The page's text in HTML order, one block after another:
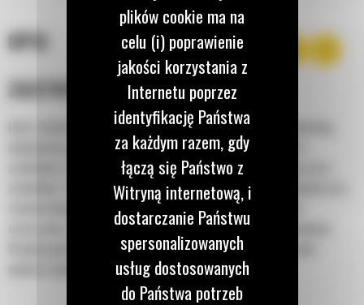
OPIS
ZASTOSOWANIE
Łyżki standardowe z serii Performance cechują się zrównoważoną
wydajnością podczas usypywania, przeładunku, wykopywania i
załadunku ze skarp. Jak sugeruje nazwa, te łyżki sprawdzają się w
załadunku z hałd i skarp. Zostały zaprojektowane do stosowania przy
standardowych siłach odspajania i standardowej twardości
materiałów. Idealne do przeciągania materiału do tyłu i równania.
Współczynnik napełnienia łyżek o zwiększonej wydajności może
wynosić nawet 115% znamionowej pojemności.
plików cookie ma na
celu (i) poprawienie
jakości korzystania z
Internetu poprzez
identyfikację Państwa
za każdym razem, gdy
łączą się Państwo z
Witryną internetową, i
dostarczanie Państwu
spersonalizowanych
usług dostosowanych
do Państwa potrzeb